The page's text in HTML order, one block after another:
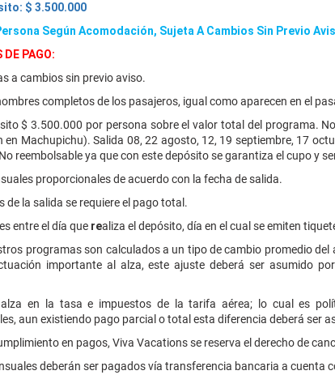
$ 3.500.000
Según Acomodación, Sujeta A Cambios Sin Previo
DE PAGO:
a cambios sin previo aviso.
completos de los pasajeros, igual como aparecen en el
$ 3.500.000 por persona sobre el valor total del programa.
en Machupichu). Salida 08, 22 agosto, 12, 19 septiembre, 17
reembolsable ya que con este depósito se garantiza el cupo y
proporcionales de acuerdo con la fecha de salida.
de la salida se requiere el pago total.
entre el día que realiza el depósito, día en el cual se emiten
programas son calculados a un tipo de cambio promedio
importante al alza, este ajuste deberá ser asumido
en la tasa e impuestos de la tarifa aérea; lo cual es
aun existiendo pago parcial o total esta diferencia deberá ser
en pagos, Viva Vacations se reserva el derecho de
deberán ser pagados vía transferencia bancaria a cuenta